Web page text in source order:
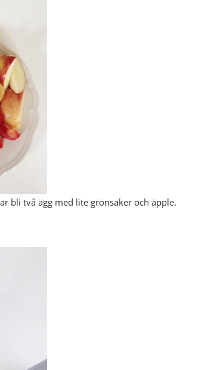
bli två ägg med lite grönsaker och äpple.